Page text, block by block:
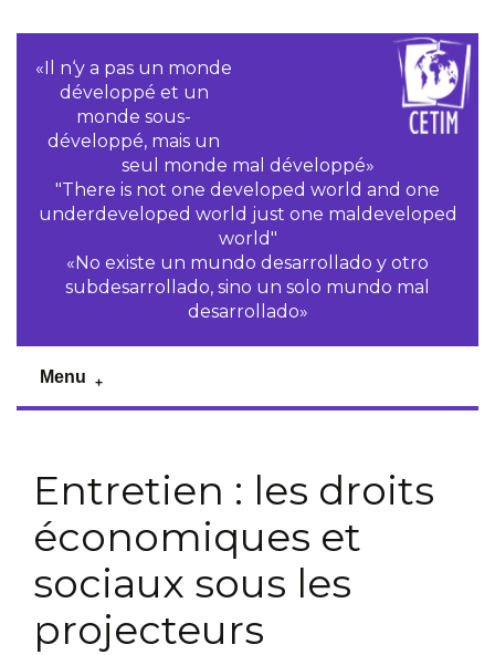
«Il n‘y a pas un monde
développé et un
monde sous-
développé, mais un
seul monde mal développé»
"There is not one developed world and one
underdeveloped world just one maldeveloped
world"
«No existe un mundo desarrollado y otro
subdesarrollado, sino un solo mundo mal
desarrollado»
Menu
Entretien : les droits
économiques et
sociaux sous les
projecteurs